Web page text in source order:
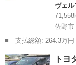
ヴェ
佐野市
■ 支払総額: 264.3万円 ■ 車両本体価格： 2,499,000 円 ■ メーカ
ー名： トヨタ ■ 車
禁煙車 サンルーフ
栃木 佐野市
ト